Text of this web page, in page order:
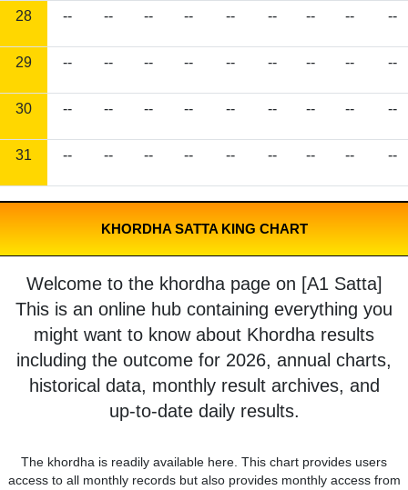
28 -- -- -- -- -- -- -- -- --
29 -- -- -- -- -- -- -- -- --
30 -- -- -- -- -- -- -- -- --
31 -- -- -- -- -- -- -- -- --
KHORDHA SATTA KING CHART
Welcome to the khordha page on [A1 Satta]
This is an online hub containing everything you
might want to know about Khordha results
including the outcome for 2026, annual charts,
historical data, monthly result archives, and
up-to-date daily results.
The khordha is readily available here. This chart provides users
access to all monthly records but also provides monthly access from